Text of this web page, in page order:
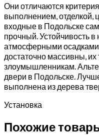
Они отличаются
выполнением, отделкой,
входные в Подольске
прочный. Устойчивость
атмосферными
достаточно массивны,
злоумышленникам.
двери в Подольске.
выполнена из дерева
Установка
Похожие